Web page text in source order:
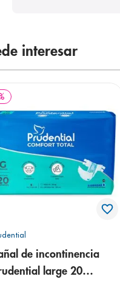
interesar
de incontinencia
large 20